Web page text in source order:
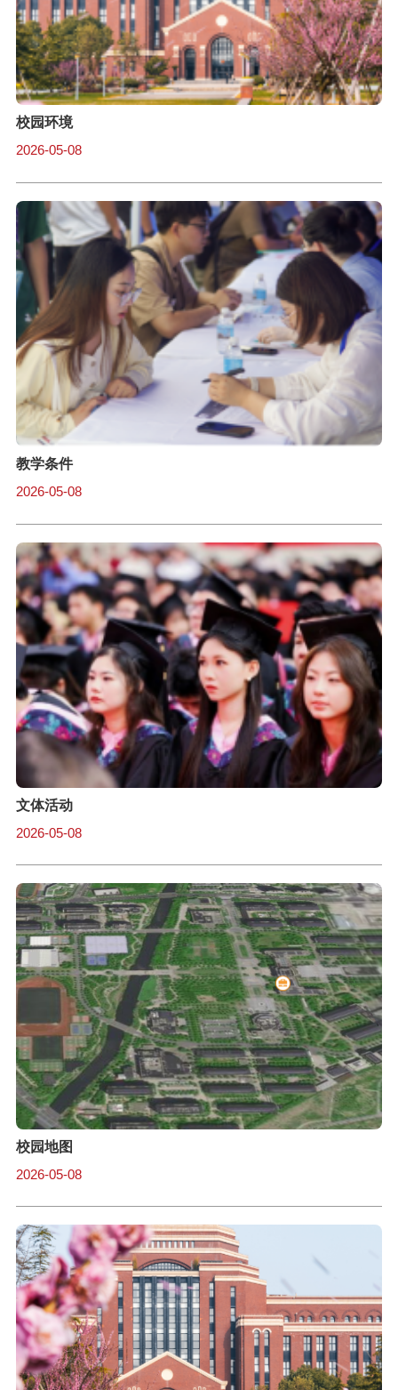
校园环境
2026-05-08
教学条件
2026-05-08
文体活动
2026-05-08
校园地图
2026-05-08